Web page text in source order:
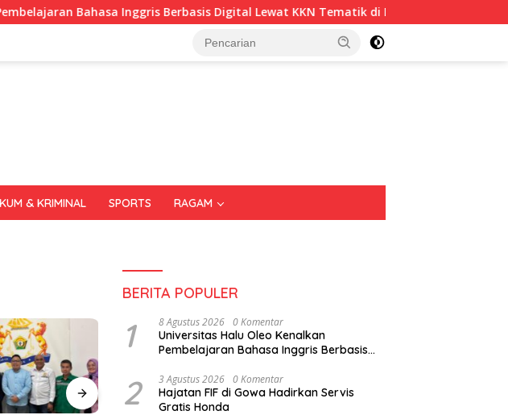
Bahasa Inggris Berbasis Digital Lewat KKN Tematik di Desa Alebo
& KRIMINAL SPORTS RAGAM
BERITA POPULER
1 8 Agustus 2026 0 Komentar
Universitas Halu Oleo Kenalkan
Pembelajaran Bahasa Inggris Berbasis
2 3 Agustus 2026 0 Komentar
Hajatan FIF di Gowa Hadirkan Servis
Gratis Honda